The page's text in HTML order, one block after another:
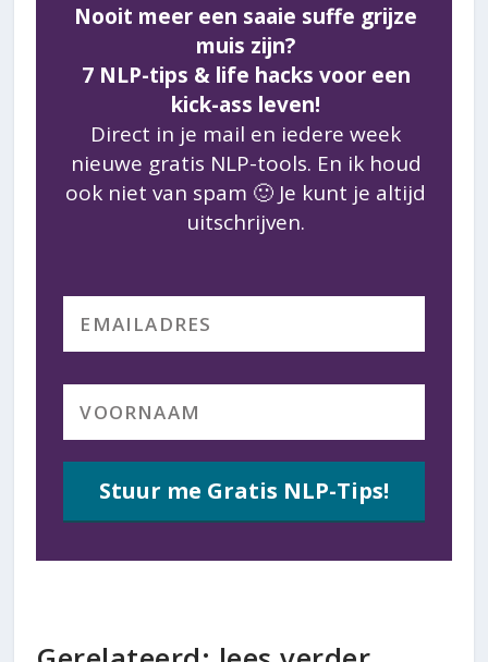
Nooit meer een saaie suffe grijze
muis zijn?
7 NLP-tips & life hacks voor een
kick-ass leven!
Direct in je mail en iedere week
nieuwe gratis NLP-tools. En ik houd
ook niet van spam 🙂 Je kunt je altijd
uitschrijven.
Stuur me Gratis NLP-Tips!